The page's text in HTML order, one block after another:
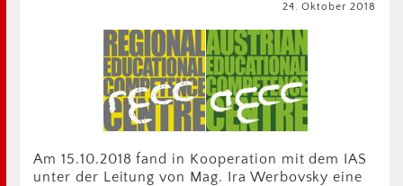
24. Oktober 2018
Am 15.10.2018 fand in Kooperation mit dem IAS
unter der Leitung von Mag. Ira Werbovsky eine